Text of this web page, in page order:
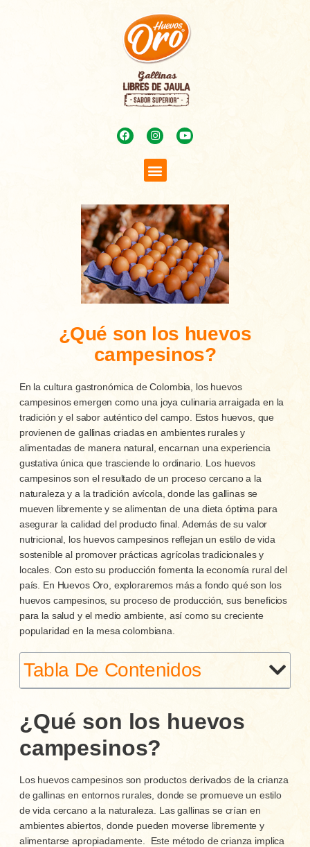
¿Qué son los huevos
campesinos?
En la cultura gastronómica de Colombia, los huevos
campesinos emergen como una joya culinaria arraigada en la
tradición y el sabor auténtico del campo. Estos huevos, que
provienen de gallinas criadas en ambientes rurales y
alimentadas de manera natural, encarnan una experiencia
gustativa única que trasciende lo ordinario. Los huevos
campesinos son el resultado de un proceso cercano a la
naturaleza y a la tradición avícola, donde las gallinas se
mueven libremente y se alimentan de una dieta óptima para
asegurar la calidad del producto final. Además de su valor
nutricional, los huevos campesinos reflejan un estilo de vida
sostenible al promover prácticas agrícolas tradicionales y
locales. Con esto su producción fomenta la economía rural del
país. En Huevos Oro, exploraremos más a fondo qué son los
huevos campesinos, su proceso de producción, sus beneficios
para la salud y el medio ambiente, así como su creciente
popularidad en la mesa colombiana.
Tabla De Contenidos
¿Qué son los huevos
campesinos?
Los huevos campesinos son productos derivados de la crianza
de gallinas en entornos rurales, donde se promueve un estilo
de vida cercano a la naturaleza. Las gallinas se crían en
ambientes abiertos, donde pueden moverse libremente y
alimentarse apropiadamente.
Este método de crianza implica